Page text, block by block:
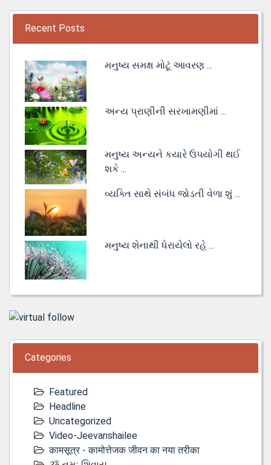
Recent Posts
મનુષ્ય સમક્ષ મોટૂં આવરણ ...
અન્ય પ્રાણીની સરખામણીમાં ...
મનુષ્ય અન્યને કયારે ઉપયોગી થઈ
શકે ...
વ્યક્તિ સાથે સંબંધ જોડતી વેળા શું ...
મનુષ્ય શેનાથી ધેરાયેલો રહે ...
Categories
Featured
Headline
Uncategorized
Video-Jeevanshailee
कामसूत्र - कामोत्तेजक जीवन का नया तरीका